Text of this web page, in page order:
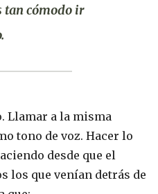
tan cómodo ir
Llamar a la misma
tono de voz. Hacer lo
desde que el
los que venían detrás de